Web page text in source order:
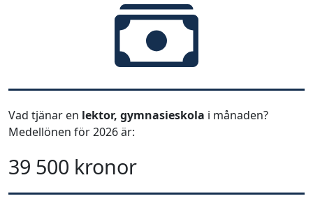
Vad tjänar en lektor, gymnasieskola i månaden?
Medellönen för 2026 är:
39 500 kronor